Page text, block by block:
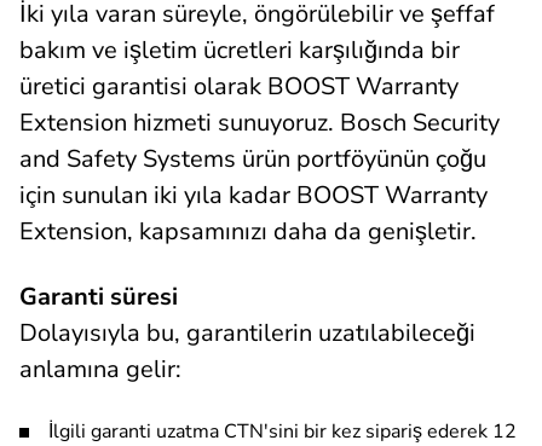
İki yıla varan süreyle, öngörülebilir ve şeffaf
bakım ve işletim ücretleri karşılığında bir
üretici garantisi olarak BOOST Warranty
Extension hizmeti sunuyoruz. Bosch Security
and Safety Systems ürün portföyünün çoğu
için sunulan iki yıla kadar BOOST Warranty
Extension, kapsamınızı daha da genişletir.
Garanti süresi
Dolayısıyla bu, garantilerin uzatılabileceği
anlamına gelir:
İlgili garanti uzatma CTN'sini bir kez sipariş ederek 12